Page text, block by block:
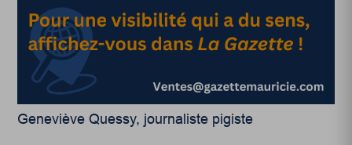
Geneviève Quessy, journaliste pigiste